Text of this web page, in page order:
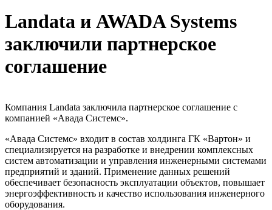
Landata и AWADA Systems
заключили партнерское
соглашение
Компания Landata заключила партнерское соглашение с
компанией «Авада Системс».
«Авада Системс» входит в состав холдинга ГК «Вартон» и
специализируется на разработке и внедрении комплексных
систем автоматизации и управления инженерными системами
предприятий и зданий. Применение данных решений
обеспечивает безопасность эксплуатации объектов, повышает
энергоэффективность и качество использования инженерного
оборудования.